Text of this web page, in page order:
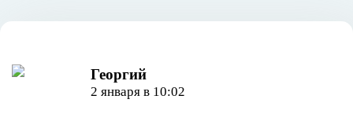
Георгий
2 января в 10:02